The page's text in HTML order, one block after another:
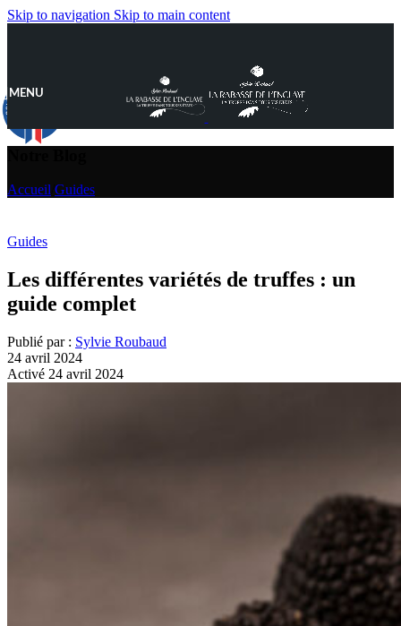
Skip to navigation Skip to main content
MENU
Accueil Guides
Guides
Les différentes variétés de truffes : un
guide complet
Publié par : Sylvie Roubaud
24 avril 2024
Activé 24 avril 2024